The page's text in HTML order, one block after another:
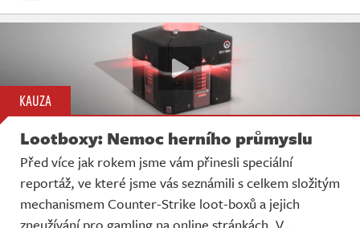
KAUZA
Lootboxy: Nemoc herního průmyslu
Před více jak rokem jsme vám přinesli speciální
reportáž, ve které jsme vás seznámili s celkem složitým
mechanismem Counter-Strike loot-boxů a jejich